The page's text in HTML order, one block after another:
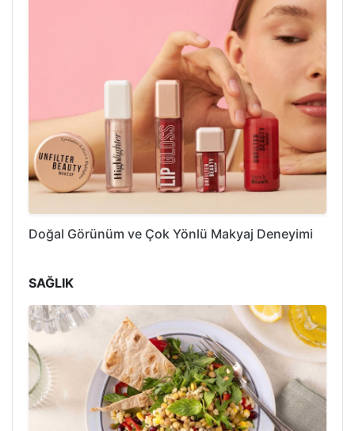
Doğal Görünüm ve Çok Yönlü Makyaj Deneyimi
SAĞLIK